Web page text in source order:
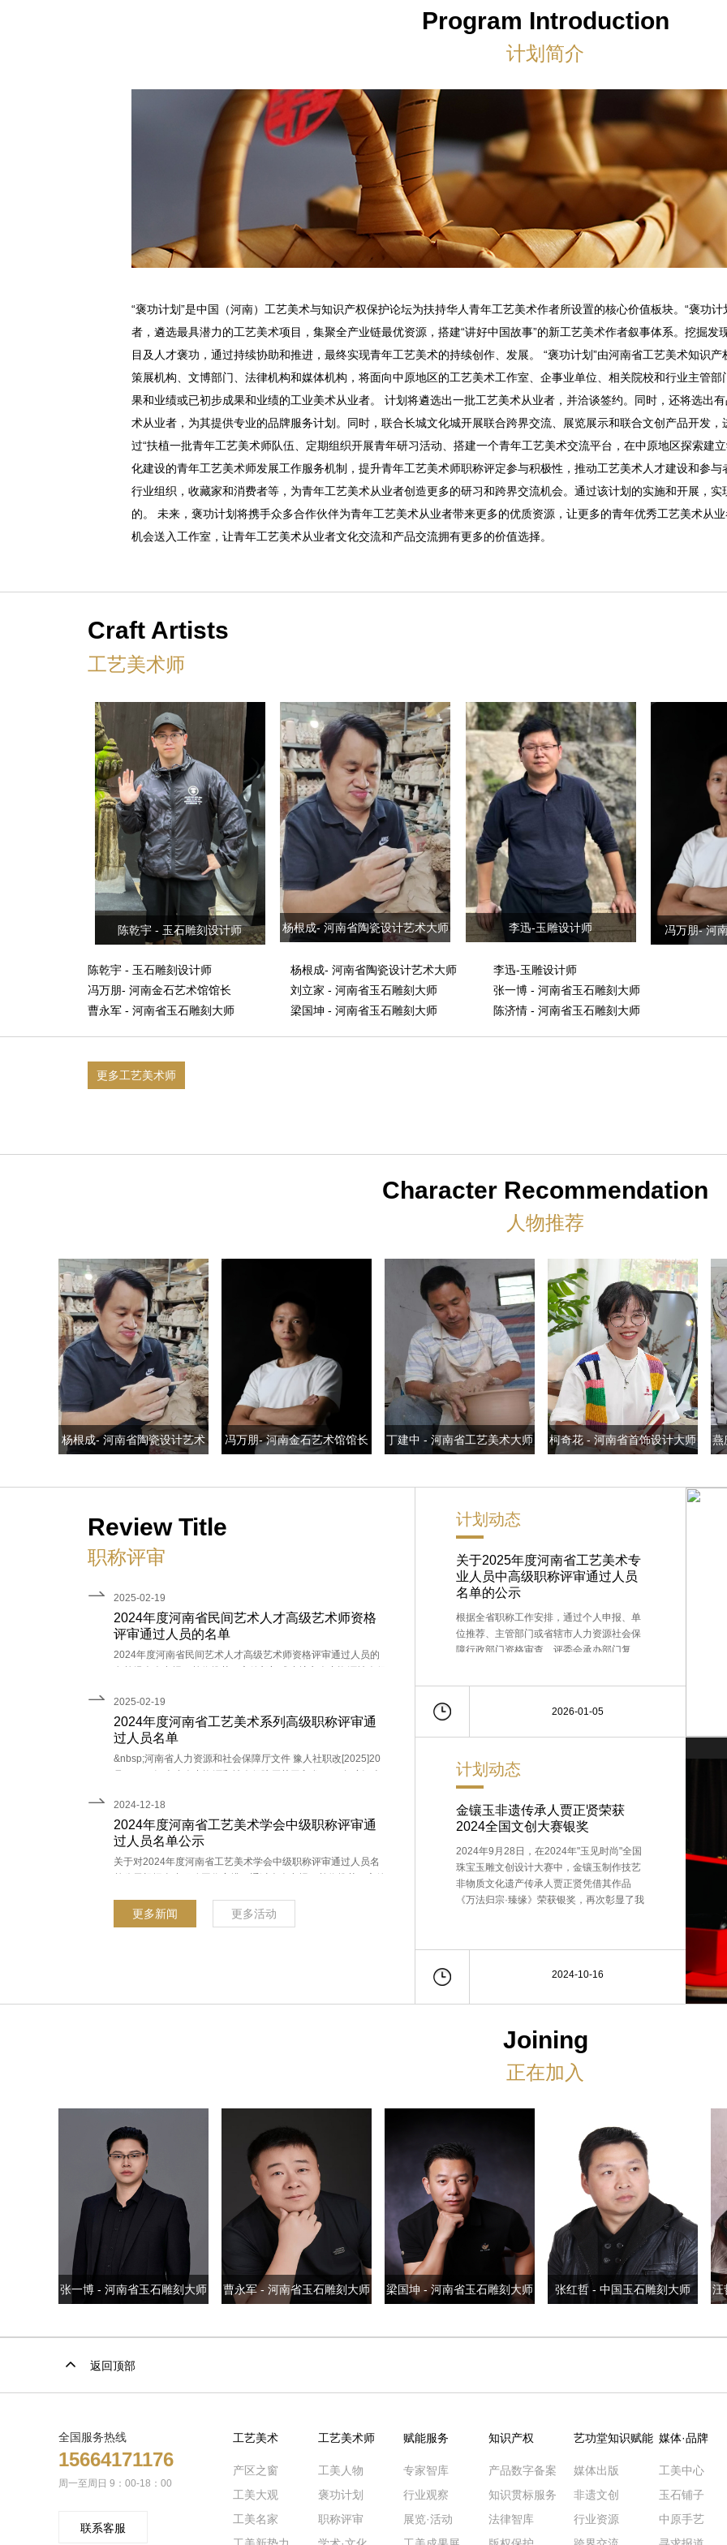
Program Introduction
计划简介
“褒功计划”是中国（河南）工艺美术与知识产权保护论坛为扶持华人青年工艺美术作者所设置的核心价值板块。“褒功
者，遴选最具潜力的工艺美术项目，集聚全产业链最优资源，搭建“讲好中国故事”的新工艺美术作者叙事体系。挖掘
目及人才褒功，通过持续协助和推进，最终实现青年工艺美术的持续创作、发展。 “褒功计划”由河南省工艺美术知识
策展机构、文博部门、法律机构和媒体机构，将面向中原地区的工艺美术工作室、企事业单位、相关院校和行业主管
果和业绩或已初步成果和业绩的工业美术从业者。 计划将遴选出一批工艺美术从业者，并洽谈签约。同时，还将选出
术从业者，为其提供专业的品牌服务计划。同时，联合长城文化城开展联合跨界交流、展览展示和联合文创产品开发
过“扶植一批青年工艺美术师队伍、定期组织开展青年研习活动、搭建一个青年工艺美术交流平台，在中原地区探索建
化建设的青年工艺美术师发展工作服务机制，提升青年工艺美术师职称评定参与积极性，推动工艺美术人才建设和参
行业组织，收藏家和消费者等，为青年工艺美术从业者创造更多的研习和跨界交流机会。通过该计划的实施和开展，
的。 未来，褒功计划将携手众多合作伙伴为青年工艺美术从业者带来更多的优质资源，让更多的青年优秀工艺美术从
机会送入工作室，让青年工艺美术从业者文化交流和产品交流拥有更多的价值选择。
Craft Artists
工艺美术师
陈乾宇 - 玉石雕刻设计师 杨根成- 河南省陶瓷设计艺术大师 李迅-玉雕设计师 冯万朋- 河
陈乾宇 - 玉石雕刻设计师 杨根成- 河南省陶瓷设计艺术大师
李迅-玉雕设计师
冯万朋- 河南金石艺术馆馆长
刘立家 - 河南省玉石雕刻大师
张一博 - 河南省玉石雕刻大师
曹永军 - 河南省玉石雕刻大师
梁国坤 - 河南省玉石雕刻大师
陈济情 - 河南省玉石雕刻大师
更多工艺美术师
Character Recommendation
人物推荐
杨根成- 河南省陶瓷设计艺术 冯万朋- 河南金石艺术馆馆长 丁建中 - 河南省工艺美术大师 柯奇花 - 河南省首饰设计大师 燕
Review Title
职称评审
2025-02-19
2024年度河南省民间艺术人才高级艺术师资格
评审通过人员的名单
2024年度河南省民间艺术人才高级艺术师资格评审通过人员的
艺术人才高级艺术师资格评审委员会专家评审，名同志通过评
审。现将评审通过人员
2025-02-19
2024年度河南省工艺美术系列高级职称评审通
过人员名单
&nbsp;河南省人力资源和社会保障厅文件 豫人社职改[2025]20
号&nbsp;河南省人力资源和社会保障厅关于印发2024年度河南
示范区人力资源社会保障局，航空港区党工委组织部，省直有关
单位：&nbsp;&nbsp;
2024-12-18
2024年度河南省工艺美术学会中级职称评审通
过人员名单公示
关于对2024年度河南省工艺美术学会中级职称评审通过人员名
省工艺美术系列中级职称评审委员会组织专家评议，共有42名同
志通过评审。现将评
更多新闻 更多活动
计划动态
关于2025年度河南省工艺美术专
业人员中高级职称评审通过人员
名单的公示
根据全省职称工作安排，通过个人申报、单
位推荐、主管部门或省辖市人力资源社会保
障行政部门资格审查、评委会承办部门复
2026-01-05
计划动态
金镶玉非遗传承人贾正贤荣获
2024全国文创大赛银奖
2024年9月28日，在2024年"玉见时尚"全国
珠宝玉雕文创设计大赛中，金镶玉制作技艺
非物质文化遗产传承人贾正贤凭借其作品
《万法归宗·臻缘》荣获银奖，再次彰显了我
2024-10-16
Joining
正在加入
张一博 - 河南省玉石雕刻大师 曹永军 - 河南省玉石雕刻大师 梁国坤 - 河南省玉石雕刻大师 张红哲 - 中国玉石雕刻大师 汪
返回顶部
全国服务热线
15664171176
周一至周日 9：00-18：00
联系客服
工艺美术
产区之窗
工美大观
工美名家
工艺美术师
工美人物
褒功计划
职称评审
赋能服务
专家智库
行业观察
展览·活动
知识产权
产品数字备案
知识贯标服务
法律智库
艺功堂知识赋能
媒体出版
非遗文创
行业资源
媒体·品牌
工美中心
玉石铺子
中原手艺